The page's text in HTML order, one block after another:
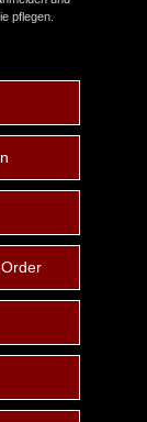
pflegen.